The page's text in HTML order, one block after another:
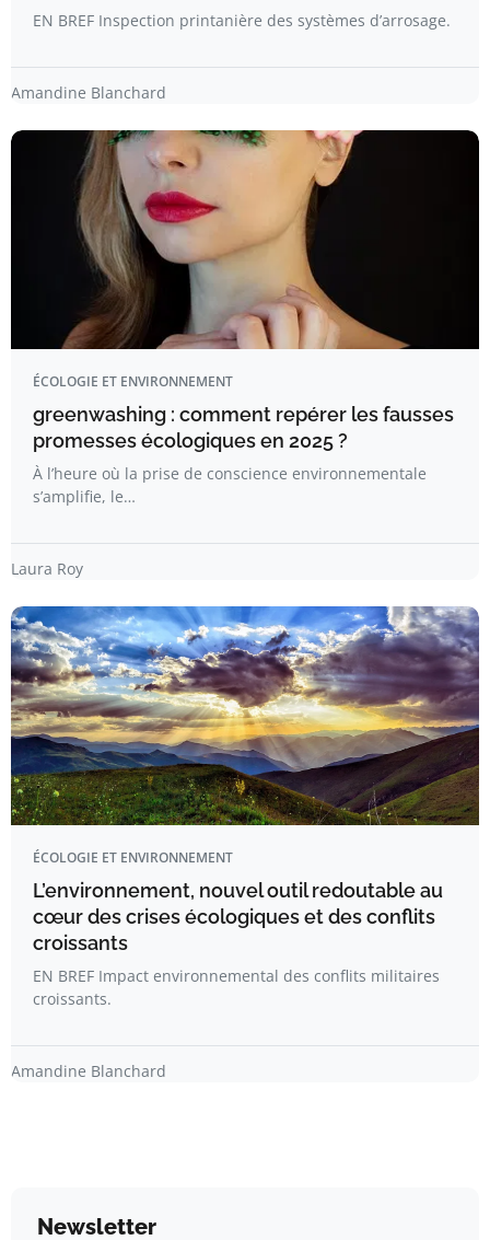
EN BREF Inspection printanière des systèmes d’arrosage.
Amandine Blanchard
ÉCOLOGIE ET ENVIRONNEMENT
greenwashing : comment repérer les fausses
promesses écologiques en 2025 ?
À l’heure où la prise de conscience environnementale
s’amplifie, le…
Laura Roy
ÉCOLOGIE ET ENVIRONNEMENT
L’environnement, nouvel outil redoutable au
cœur des crises écologiques et des conflits
croissants
EN BREF Impact environnemental des conflits militaires
croissants.
Amandine Blanchard
Newsletter